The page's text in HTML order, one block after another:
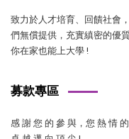
致力於人才培育、回饋社會
們無償提供，充實縝密的優
你在家也能上大學 !
募款專區
感 謝 您 的 參 與，您 熱 情